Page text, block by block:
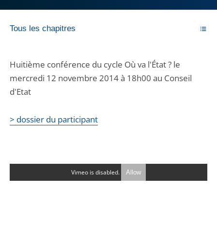
Tous les chapitres
Huitième conférence du cycle Où va l'État ? le
mercredi 12 novembre 2014 à 18h00 au Conseil
d'Etat
> dossier du participant
Vimeo is disabled. Allow